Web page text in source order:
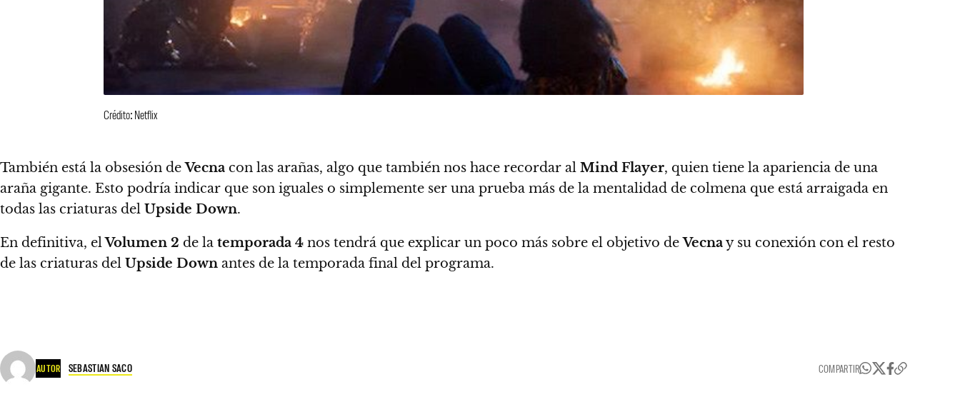
Crédito: Netflix
También está la obsesión deVecna ​​con las arañas, algo que también nos hace recordar al Mind Flayer, quien tiene la apariencia de una
araña gigante. Esto podría indicar que son iguales o simplemente ser una prueba más de la mentalidad de colmena que está arraigada en
todas las criaturas del Upside Down.
En definitiva, elVolumen 2 de la temporada 4 nos tendrá que explicar un poco más sobre el objetivo deVecnay su conexión con el resto
de las criaturas del Upside Down antes de la temporada final del programa.
AUTOR SEBASTIAN SACO COMPARTIR